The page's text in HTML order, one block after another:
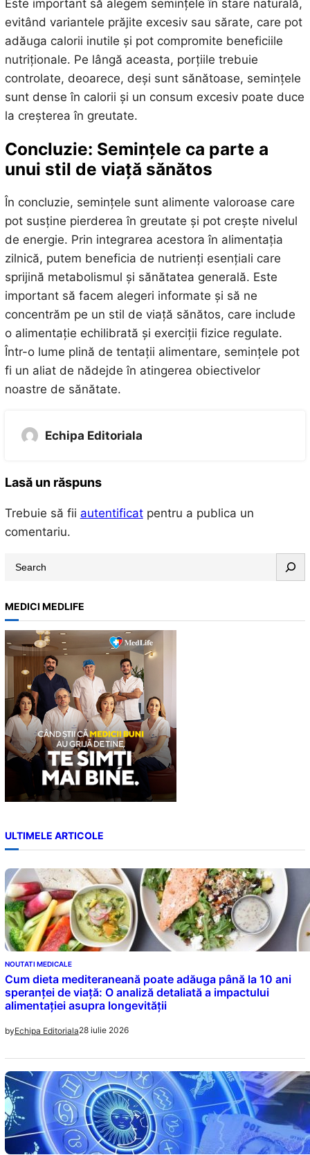
Este important să alegem semințele în stare naturală,
evitând variantele prăjite excesiv sau sărate, care pot
adăuga calorii inutile și pot compromite beneficiile
nutriționale. Pe lângă aceasta, porțiile trebuie
controlate, deoarece, deși sunt sănătoase, semințele
sunt dense în calorii și un consum excesiv poate duce
la creșterea în greutate.
Concluzie: Semințele ca parte a
unui stil de viață sănătos
În concluzie, semințele sunt alimente valoroase care
pot susține pierderea în greutate și pot crește nivelul
de energie. Prin integrarea acestora în alimentația
zilnică, putem beneficia de nutrienți esențiali care
sprijină metabolismul și sănătatea generală. Este
important să facem alegeri informate și să ne
concentrăm pe un stil de viață sănătos, care include
o alimentație echilibrată și exerciții fizice regulate.
Într-o lume plină de tentații alimentare, semințele pot
fi un aliat de nădejde în atingerea obiectivelor
noastre de sănătate.
Echipa Editoriala
Lasă un răspuns
Trebuie să fii autentificatpentru a publica un
comentariu.
a
r
c
h
MEDICI MEDLIFE
ULTIMELE ARTICOLE
NOUTATI MEDICALE
Cum dieta mediteraneană poate adăuga până la 10 ani
speranței de viață: O analiză detaliată a impactului
alimentației asupra longevității
byEchipa Editoriala28 iulie 2026